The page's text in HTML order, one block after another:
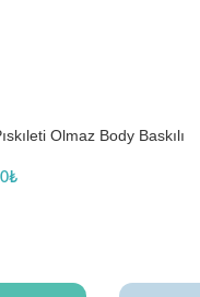
Olmaz Body Baskılı
₺